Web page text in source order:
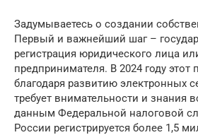
Задумываетесь о создании
Первый и важнейший шаг –
регистрация юридического лица
предпринимателя. В 2024 году этот
благодаря развитию электронных
требует внимательности и знания
данным Федеральной налоговой
России регистрируется более 1,5